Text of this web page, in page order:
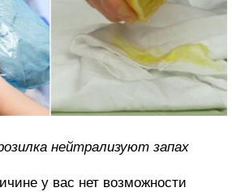
нейтрализуют запах
у вас нет возможности